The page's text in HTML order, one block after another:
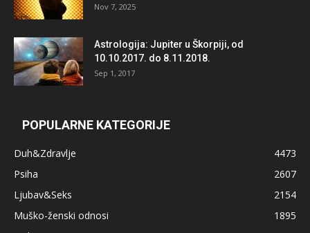
Nov 7, 2025
Astrologija: Jupiter u Škorpiji, od
10.10.2017. do 8.11.2018.
Sep 1, 2017
POPULARNE KATEGORIJE
Duh&Zdravlje
4473
Psiha
2607
Ljubav&Seks
2154
Muško-ženski odnosi
1895